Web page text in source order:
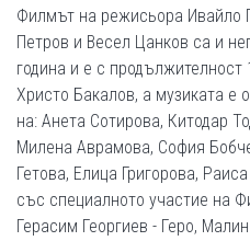
Филмът на режисьора Ивайло
Петров и Весел Цанков са и
година и е с
Христо Бакалов, а музиката е
на: Анета Сотирова, Китодар
Милена Аврамова, София
Гетова, Елица Григорова,
със специалното участие на
Герасим Георгиев - Геро,